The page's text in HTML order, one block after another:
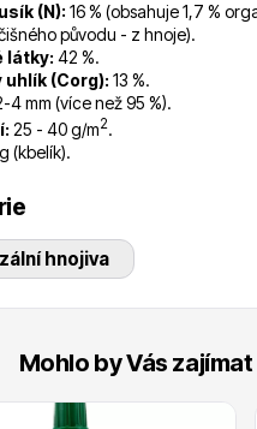
kuchyně
(N): 16 % (obsahuje 1,7 %
původu - z hnoje).
látky: 42 %.
uhlík (Corg): 13 %.
4 mm (více než 95 %).
25 - 40 g/m2.
(kbelík).
hnojiva
Mohlo by Vás zajímat